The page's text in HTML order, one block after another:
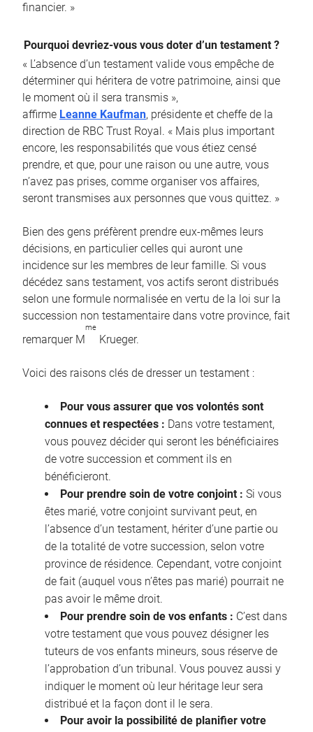
financier. »
Pourquoi devriez-vous vous doter d’un testament ?
« L’absence d’un testament valide vous empêche de
déterminer qui héritera de votre patrimoine, ainsi que
le moment où il sera transmis »,
affirme Leanne Kaufman, présidente et cheffe de la
direction de RBC Trust Royal. « Mais plus important
encore, les responsabilités que vous étiez censé
prendre, et que, pour une raison ou une autre, vous
n’avez pas prises, comme organiser vos affaires,
seront transmises aux personnes que vous quittez. »
Bien des gens préfèrent prendre eux-mêmes leurs
décisions, en particulier celles qui auront une
incidence sur les membres de leur famille. Si vous
décédez sans testament, vos actifs seront distribués
selon une formule normalisée en vertu de la loi sur la
succession non testamentaire dans votre province, fait
remarquer M
me
Krueger.
Voici des raisons clés de dresser un testament :
Pour vous assurer que vos volontés sont
connues et respectées : Dans votre testament,
vous pouvez décider qui seront les bénéficiaires
de votre succession et comment ils en
bénéficieront.
Pour prendre soin de votre conjoint : Si vous
êtes marié, votre conjoint survivant peut, en
l’absence d’un testament, hériter d’une partie ou
de la totalité de votre succession, selon votre
province de résidence. Cependant, votre conjoint
de fait (auquel vous n’êtes pas marié) pourrait ne
pas avoir le même droit.
Pour prendre soin de vos enfants : C’est dans
votre testament que vous pouvez désigner les
tuteurs de vos enfants mineurs, sous réserve de
l’approbation d’un tribunal. Vous pouvez aussi y
indiquer le moment où leur héritage leur sera
distribué et la façon dont il le sera.
Pour avoir la possibilité de planifier votre